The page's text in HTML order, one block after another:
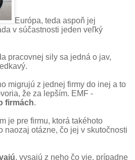
Európa, teda aspoň jej
v súčastnosti jeden veľký
pracovnej sily sa jedná o jav,
migrujú z jednej firmy do inej a to
že za lepším. EMF -
firmách.
je pre firmu, ktorá takéhoto
naozaj otázne, čo jej v skutočnosti
, vysajú z neho čo vie, prípadne